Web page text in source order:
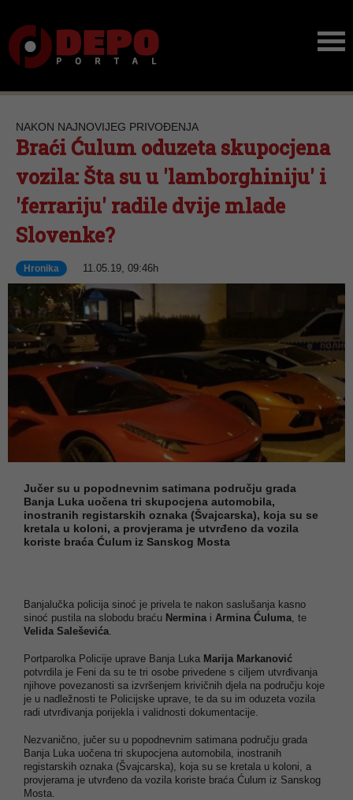
NAKON NAJNOVIJEG PRIVOĐENJA
Braći Ćulum oduzeta skupocjena
vozila: Šta su u 'lamborghiniju' i
'ferrariju' radile dvije mlade
Slovenke?
Hronika 11.05.19, 09:46h
Jučer su u popodnevnim satimana području grada
Banja Luka uočena tri skupocjena automobila,
inostranih registarskih oznaka (Švajcarska), koja su se
kretala u koloni, a provjerama je utvrđeno da vozila
koriste braća Ćulum iz Sanskog Mosta
Banjalučka policija sinoć je privela te nakon saslušanja kasno
sinoć pustila na slobodu braću Nermina i Armina Ćuluma , te
Velida Saleševića
Portparolka Policije uprave Banja Luka Marija Markanović
potvrdila je Feni da su te tri osobe privedene s ciljem utvrđivanja
njihove povezanosti sa izvršenjem krivičnih djela na području koje
je u nadležnosti te Policijske uprave, te da su im oduzeta vozila
radi utvrđivanja porijekla i validnosti dokumentacije.
Nezvanično, jučer su u popodnevnim satimana području grada
Banja Luka uočena tri skupocjena automobila, inostranih
registarskih oznaka (Švajcarska), koja su se kretala u koloni, a
provjerama je utvrđeno da vozila koriste braća Ćulum iz Sanskog
Mosta.